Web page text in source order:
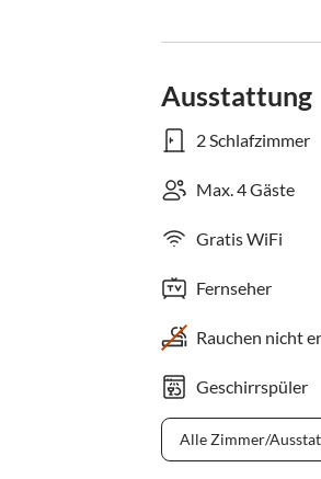
Ausstattung
2 Schlafzimmer
Max. 4 Gäste
Gratis WiFi
Fernseher
Rauchen nicht
Geschirrspüler
Alle Zimmer/